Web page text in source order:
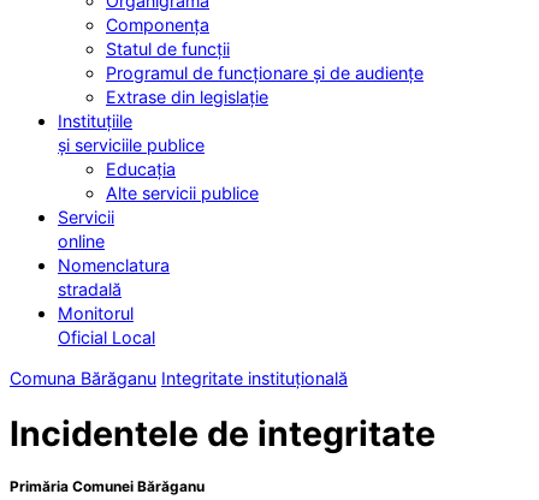
Componența
Statul de funcții
Programul de funcționare și de audiențe
Extrase din legislație
Instituțiile
și serviciile publice
Educația
Alte servicii publice
Servicii
online
Nomenclatura
stradală
Monitorul
Oficial Local
Comuna Bărăganu Integritate instituțională
Incidentele de integritate
Primăria Comunei Bărăganu